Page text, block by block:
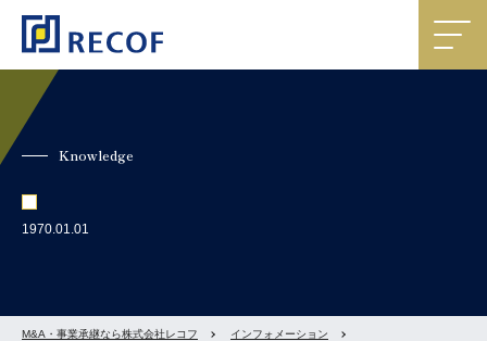
Knowledge
1970.01.01
M&A・事業承継なら株式会社レコフ インフォメーション